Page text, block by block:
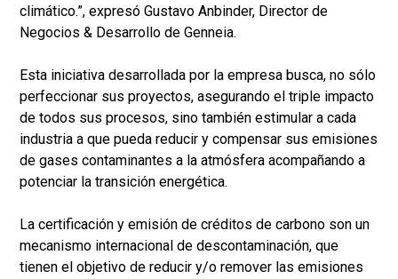
climático.”, expresó Gustavo Anbinder, Director de
Negocios & Desarrollo de Genneia.
Esta iniciativa desarrollada por la empresa busca, no sólo
perfeccionar sus proyectos, asegurando el triple impacto
de todos sus procesos, sino también estimular a cada
industria a que pueda reducir y compensar sus emisiones
de gases contaminantes a la atmósfera acompañando a
potenciar la transición energética.
La certificación y emisión de créditos de carbono son un
mecanismo internacional de descontaminación, que
tienen el objetivo de reducir y/o remover las emisiones